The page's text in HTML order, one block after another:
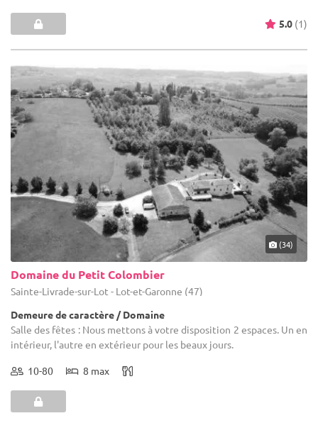
5.0 (1)
(34)
Domaine du Petit Colombier
Sainte-Livrade-sur-Lot - Lot-et-Garonne (47)
Demeure de caractère / Domaine
Salle des fêtes : Nous mettons à votre disposition 2 espaces. Un en
intérieur, l'autre en extérieur pour les beaux jours.
10-80 8 max